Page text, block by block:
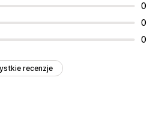
0
0
0
recenzje